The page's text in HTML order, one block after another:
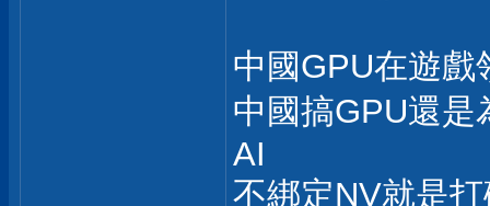
中國GPU在遊戲
中國搞GPU還是
AI
不綁定NV就是